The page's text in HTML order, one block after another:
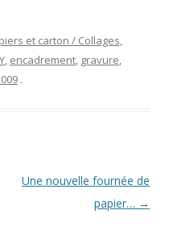
et carton / Collages,
, encadrement, gravure,
.
Une nouvelle fournée de
papier… →